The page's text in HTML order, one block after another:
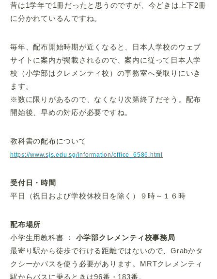
昔は1学年で1冊だったと思うのですが、今どきは上下2冊
に分かれているんですね。
毎年、配布開始時期が近くなると、日本人学校のウェブ
サイトに案内が掲載されるので、案内に従って日本人学
校（小学部はクレメンティ校）の事務室へ受取りにいき
ます。
※数に限りがあるので、なくなり次第終了だそう。配布
開始後、早めの対応が必要ですね。
教科書の配布について
https://www.sjs.edu.sg/information/office_6586.html
受付日・時間
平日（祝日および学校休校日を除く）９時～１６時
配布場所
小学生用教科書 ： 小学部クレメンティ校事務局
最寄り駅から徒歩で行ける距離ではないので、Grabかタ
クシーかバスを使う必要があります。MRTクレメンティ
駅からバスに乗るときは96番・183番。